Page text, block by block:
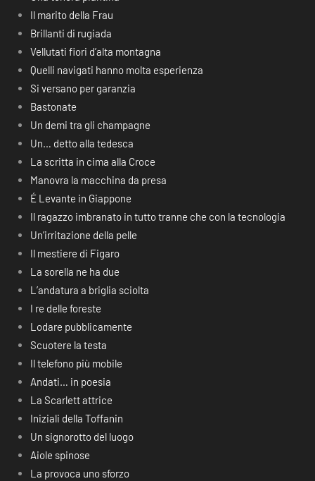
Il marito della Frau
Brillanti di rugiada
Vellutati fiori d’alta montagna
Quelli navigati hanno molta esperienza
Si versano per garanzia
Bastonate
Un demi tra gli champagne
Un… detto alla tedesca
La scritta in cima alla Croce
Manovra la macchina da presa
É Levante in Giappone
Il ragazzo imbranato in tutto tranne che con la tecnologia
Un’irritazione della pelle
Il mestiere di Figaro
La sorella ne ha due
L’andatura a briglia sciolta
I re delle foreste
Lodare pubblicamente
Scuotere la testa
Il telefono più mobile
Andati… in poesia
La Scarlett attrice
Iniziali della Toffanin
Un signorotto del luogo
Aiole spinose
La provoca uno sforzo